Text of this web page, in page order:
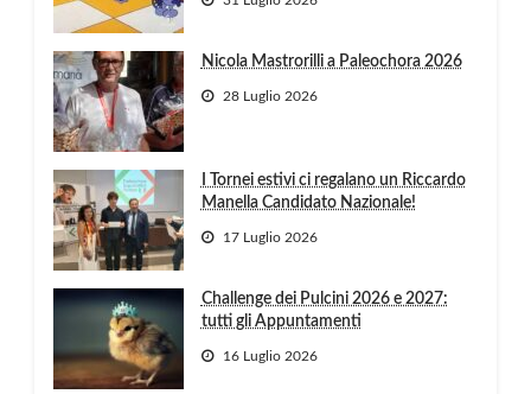
Nicola Mastrorilli a Paleochora 2026
28 Luglio 2026
I Tornei estivi ci regalano un Riccardo
Manella Candidato Nazionale!
17 Luglio 2026
Challenge dei Pulcini 2026 e 2027:
tutti gli Appuntamenti
16 Luglio 2026